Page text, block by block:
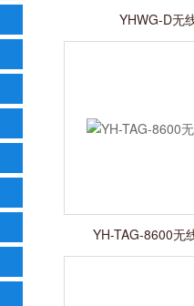
YHWG-D无
YH-TAG-8600无